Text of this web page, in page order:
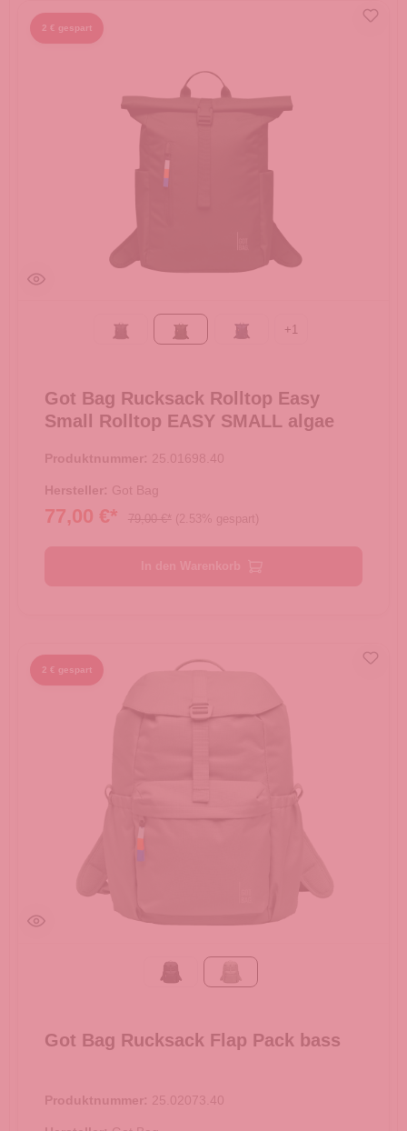
2 € gespart
Black algae deep ocean
+ 1
Got Bag Rucksack Rolltop Easy
Small Rolltop EASY SMALL algae
Produktnummer: 25.01698.40
Hersteller: Got Bag
77,00 €* 79,00 €* (2.53% gespart)
2 € gespart
Black bass
Got Bag Rucksack Flap Pack bass
Produktnummer: 25.02073.40